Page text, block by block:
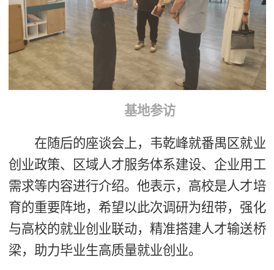
基地参访
在随后的座谈会上，韦乾峰就番禺区就业
创业政策、区域人才服务体系建设、企业用工
需求等内容进行介绍。他表示，高校是人才培
育的重要阵地，希望以此次调研为纽带，强化
与高校的就业创业联动，精准搭建人才输送桥
梁，助力毕业生高质量就业创业。